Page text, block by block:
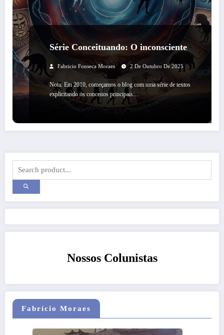
Série Conceituando: O inconsciente
Fabricio Fonseca Moraes 2 De Outubro De 2025
Nota: Em 2010, começamos o blog com uma série de textos
explicitando os conceitos principais…
Nossos Colunistas
Fabrício Moraes